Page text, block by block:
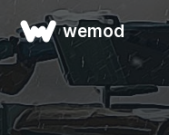
wemod